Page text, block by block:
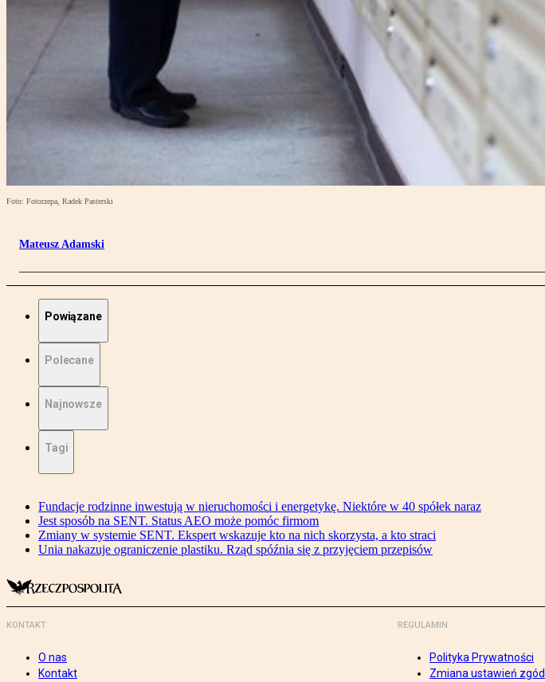
Foto: Fotorzepa, Radek Pasterski
Mateusz Adamski
Powiązane
Polecane
Najnowsze
Tagi
Fundacje rodzinne inwestują w nieruchomości i energetykę. Niektóre w 40 spółek naraz
Jest sposób na SENT. Status AEO może pomóc firmom
Zmiany w systemie SENT. Ekspert wskazuje kto na nich skorzysta, a kto straci
Unia nakazuje ograniczenie plastiku. Rząd spóźnia się z przyjęciem przepisów
KONTAKT
O nas
Kontakt
REGULAMIN
Polityka Prywatności
Zmiana ustawień zgód